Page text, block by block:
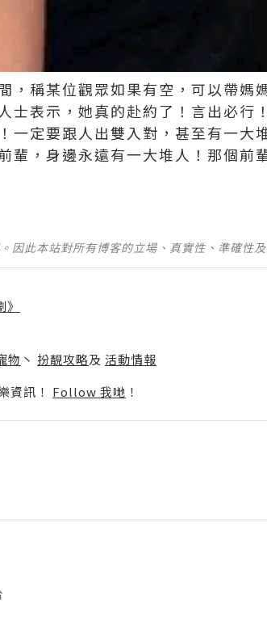
，稱某位觀眾如果有空，可以帶媽
士表示，她真的赴約了！言出必行
一定要跟人出雙入對，甚至有一大
輩，身邊永遠有一大堆人！那個前
因此本站對所有博客的立場、真實性、準確性
物 丶 扮靚攻略及 活動情報
資訊！ Follow 我哋 ！